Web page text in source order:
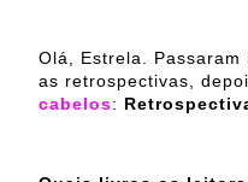
Olá, Estrela.
as retrospectivas,
cabelos: